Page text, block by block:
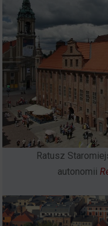
Ratusz
autonomii